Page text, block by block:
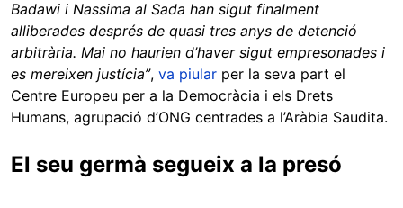
Badawi i Nassima al Sada han sigut finalment
alliberades després de quasi tres anys de detenció
arbitrària. Mai no haurien d’haver sigut empresonades i
es mereixen justícia”, va piular per la seva part el
Centre Europeu per a la Democràcia i els Drets
Humans, agrupació d’ONG centrades a l’Aràbia Saudita.
El seu germà segueix a la presó